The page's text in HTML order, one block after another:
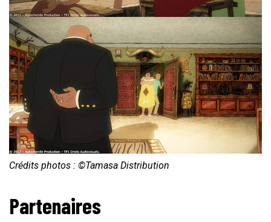
Crédits photos : ©Tamasa Distribution
Partenaires